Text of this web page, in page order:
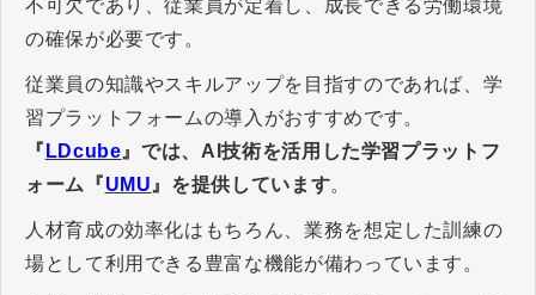
不可欠であり、従業員が定着し、成長できる労働環境
の確保が必要です。
従業員の知識やスキルアップを目指すのであれば、学
習プラットフォームの導入がおすすめです。
『 LDcube 』では、AI技術を活用した学習プラットフ
ォーム『UMU 』を提供しています。
人材育成の効率化はもちろん、業務を想定した訓練の
場として利用できる豊富な機能が備わっています。